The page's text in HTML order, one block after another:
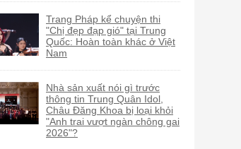
Trang Pháp kể chuyện thi
"Chị đẹp đạp gió" tại Trung
Quốc: Hoàn toàn khác ở Việt
Nam
Nhà sản xuất nói gì trước
thông tin Trung Quân Idol,
Châu Đăng Khoa bị loại khỏi
"Anh trai vượt ngàn chông gai
2026"?